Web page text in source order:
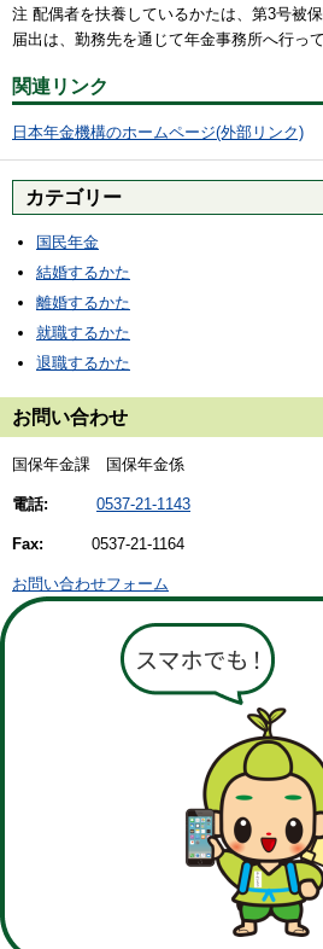
注 配偶者を扶養しているかたは、第3号被
届出は、勤務先を通じて年金事務所へ行っ
関連リンク
日本年金機構のホームページ(外部リンク)
カテゴリー
国民年金
結婚するかた
離婚するかた
就職するかた
退職するかた
お問い合わせ
国保年金課 国保年金係
電話: 0537-21-1143
Fax: 0537-21-1164
お問い合わせフォーム